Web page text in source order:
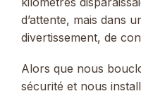
d’attente, mais dans
divertissement, de
Alors que nous
sécurité et nous